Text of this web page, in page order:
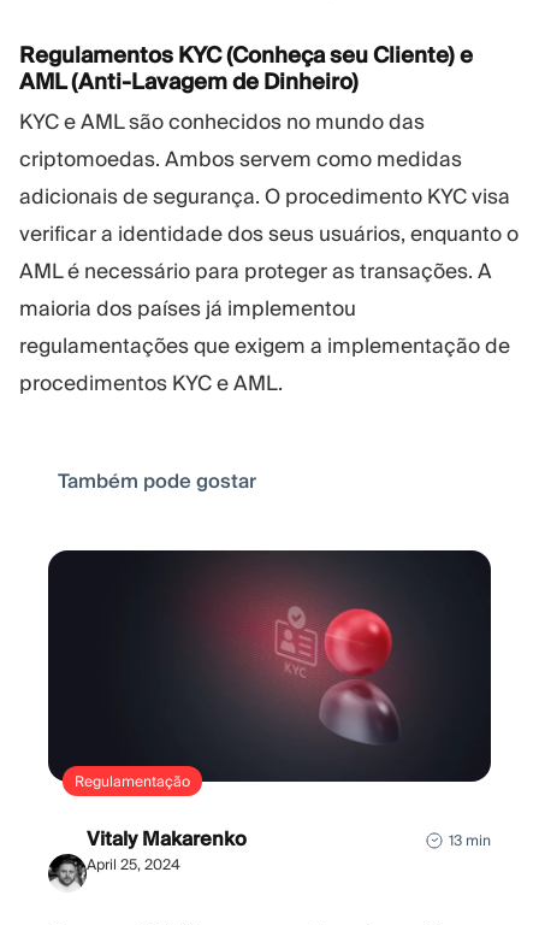
Regulamentos KYC (Conheça seu Cliente) e
AML (Anti-Lavagem de Dinheiro)
KYC e AML são conhecidos no mundo das
criptomoedas. Ambos servem como medidas
adicionais de segurança. O procedimento KYC visa
verificar a identidade dos seus usuários, enquanto o
AML é necessário para proteger as transações. A
maioria dos países já implementou
regulamentações que exigem a implementação de
procedimentos KYC e AML.
Também pode gostar
Regulamentação
Vitaly Makarenko
April 25, 2024
13 min